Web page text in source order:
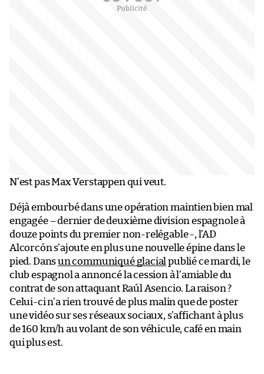
N’est pas Max Verstappen qui veut.
Déjà embourbé dans une opération maintien bien mal
engagée – dernier de deuxième division espagnole à
douze points du premier non-relégable -, l’AD
Alcorcón s’ajoute en plus une nouvelle épine dans le
pied. Dansun communiqué glacial publié ce mardi, le
club espagnol a annoncé la cession à l’amiable du
contrat de son attaquant Raúl Asencio. La raison ?
Celui-ci n’a rien trouvé de plus malin que de poster
une vidéo sur ses réseaux sociaux, s’affichant à plus
de 160 km/h au volant de son véhicule, café en main
qui plus est.